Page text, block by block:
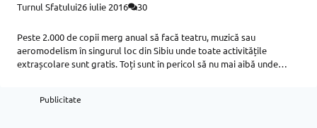
Turnul Sfatului26 iulie 2016 30
Peste 2.000 de copii merg anual să facă teatru, muzică sau
aeromodelism în singurul loc din Sibiu unde toate activitățile
extrașcolare sunt gratis. Toți sunt în pericol să nu mai aibă unde
Publicitate